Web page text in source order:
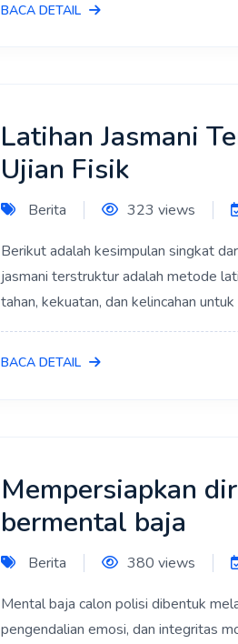
BACA DETAIL
Latihan Jasmani
Ujian Fisik
Berita 323 views
Berikut adalah kesimpulan singkat
jasmani terstruktur adalah metode
tahan, kekuatan, dan kelincahan
BACA DETAIL
Mempersiapkan
bermental baja
Berita 380 views
Mental baja calon polisi dibentuk
pengendalian emosi, dan integritas